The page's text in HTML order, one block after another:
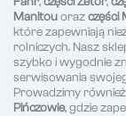
Manitouorazczęści
które zapewniają
rolniczych. Nasz
szybko i wygodnie
serwisowania
Prowadzimy również
Pińczowie, gdzie